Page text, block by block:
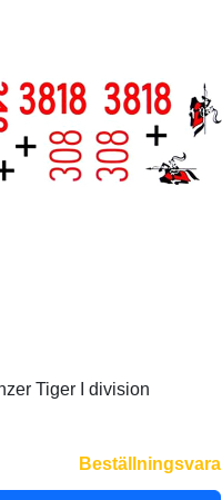
Tiger I division
Beställningsvara